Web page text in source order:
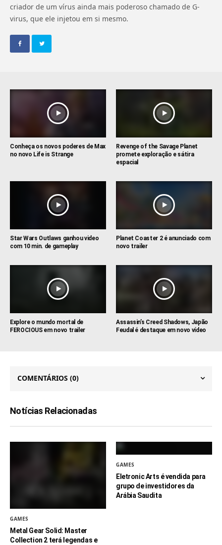
criador de um vírus ainda mais poderoso chamado de G-
virus, que ele injetou em si mesmo.
Conheça os novos poderes de Max
no novo Life is Strange
Revenge of the Savage Planet
promete exploração e sátira
espacial
Star Wars Outlaws ganhou video
com 10 min. de gameplay
Planet Coaster 2 é anunciado com
novo trailer
Explore o mundo mortal de
FEROCIOUS em novo trailer
Assassin’s Creed Shadows, Japão
Feudal é destaque em novo vídeo
COMENTÁRIOS (0)
Notícias Relacionadas
GAMES
Metal Gear Solid: Master
Collection 2 terá legendas e
GAMES
Eletronic Arts é vendida para
grupo de investidores da
Arábia Saudita